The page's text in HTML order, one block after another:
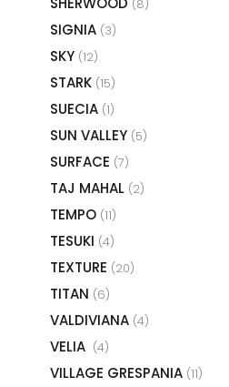
(8)
SIGNIA (3)
SKY (12)
STARK (15)
SUECIA (1)
SUN VALLEY (5)
SURFACE (7)
TAJ MAHAL (2)
TEMPO (11)
TESUKI (4)
TEXTURE (20)
TITAN (6)
VALDIVIANA (4)
VELIA (4)
VILLAGE GRESPANIA (11)